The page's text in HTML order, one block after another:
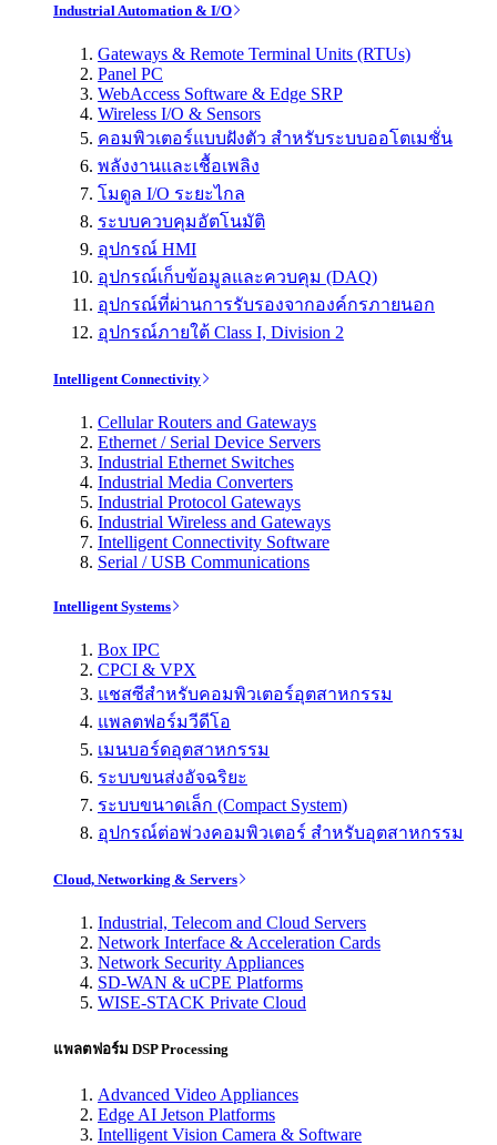
Industrial Automation & I/O
Gateways & Remote Terminal Units (RTUs)
Panel PC
WebAccess Software & Edge SRP
Wireless I/O & Sensors
คอมพิวเตอร์แบบฝังตัว สำหรับระบบออโตเมชั่น
พลังงานและเชื้อเพลิง
โมดูล I/O ระยะไกล
ระบบควบคุมอัตโนมัติ
อุปกรณ์ HMI
อุปกรณ์เก็บข้อมูลและควบคุม (DAQ)
อุปกรณ์ที่ผ่านการรับรองจากองค์กรภายนอก
อุปกรณ์ภายใต้ Class I, Division 2
Intelligent Connectivity
Cellular Routers and Gateways
Ethernet / Serial Device Servers
Industrial Ethernet Switches
Industrial Media Converters
Industrial Protocol Gateways
Industrial Wireless and Gateways
Intelligent Connectivity Software
Serial / USB Communications
Intelligent Systems
Box IPC
CPCI & VPX
แชสซีสำหรับคอมพิวเตอร์อุตสาหกรรม
แพลตฟอร์มวีดีโอ
เมนบอร์ดอุตสาหกรรม
ระบบขนส่งอัจฉริยะ
ระบบขนาดเล็ก (Compact System)
อุปกรณ์ต่อพ่วงคอมพิวเตอร์ สำหรับอุตสาหกรรม
Cloud, Networking & Servers
Industrial, Telecom and Cloud Servers
Network Interface & Acceleration Cards
Network Security Appliances
SD-WAN & uCPE Platforms
WISE-STACK Private Cloud
แพลตฟอร์ม DSP Processing
Advanced Video Appliances
Edge AI Jetson Platforms
Intelligent Vision Camera & Software